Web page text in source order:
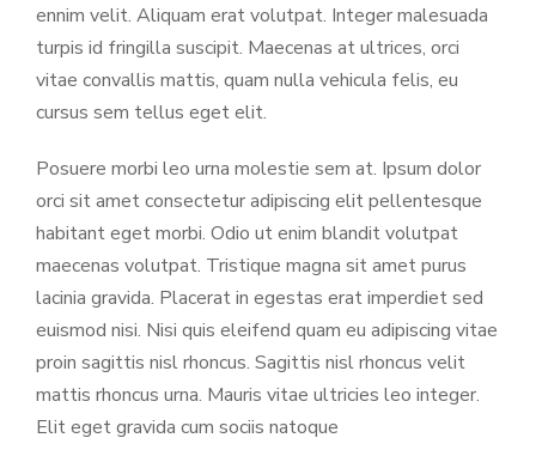
ennim velit. Aliquam erat volutpat. Integer malesuada
turpis id fringilla suscipit. Maecenas at ultrices, orci
vitae convallis mattis, quam nulla vehicula felis, eu
cursus sem tellus eget elit.
Posuere morbi leo urna molestie sem at. Ipsum dolor
orci sit amet consectetur adipiscing elit pellentesque
habitant eget morbi. Odio ut enim blandit volutpat
maecenas volutpat. Tristique magna sit amet purus
lacinia gravida. Placerat in egestas erat imperdiet sed
euismod nisi. Nisi quis eleifend quam eu adipiscing vitae
proin sagittis nisl rhoncus. Sagittis nisl rhoncus velit
mattis rhoncus urna. Mauris vitae ultricies leo integer.
Elit eget gravida cum sociis natoque